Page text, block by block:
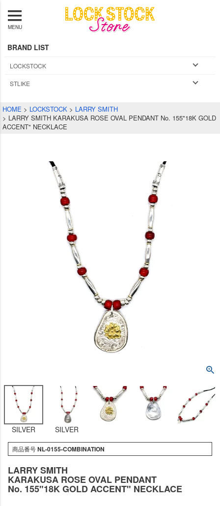
MENU
BRAND LIST
LOCKSTOCK
STLIKE
HOME LOCKSTOCK
LARRY SMITH
LARRY SMITH KARAKUSA ROSE OVAL PENDANT No. 155"18K GOLD
ACCENT" NECKLACE
SILVER SILVER
商品番号NL-0155-COMBINATION
LARRY SMITH
KARAKUSA ROSE OVAL PENDANT
No. 155"18K GOLD ACCENT" NECKLACE